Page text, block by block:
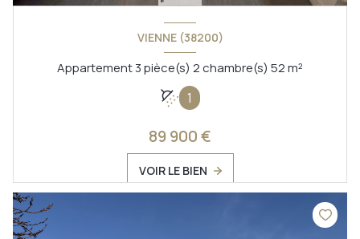
VIENNE (38200)
Appartement 3 pièce(s) 2 chambre(s) 52 m²
1
89 900 €
VOIR LE BIEN